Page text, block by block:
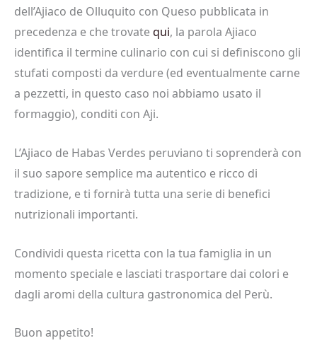
dell’Ajiaco de Olluquito con Queso pubblicata in
precedenza e che trovatequi, la parola Ajiaco
identifica il termine culinario con cui si definiscono gli
stufati composti da verdure (ed eventualmente carne
a pezzetti, in questo caso noi abbiamo usato il
formaggio), conditi con Aji.
L’Ajiaco de Habas Verdes peruviano ti soprenderà con
il suo sapore semplice ma autentico e ricco di
tradizione, e ti fornirà tutta una serie di benefici
nutrizionali importanti.
Condividi questa ricetta con la tua famiglia in un
momento speciale e lasciati trasportare dai colori e
dagli aromi della cultura gastronomica del Perù.
Buon appetito!